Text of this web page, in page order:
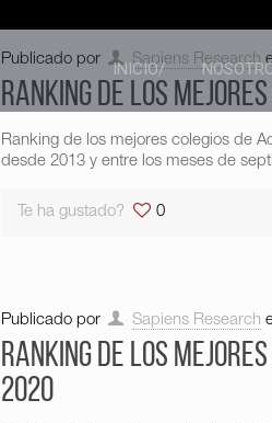
INICIO/
Publicado por Sapiens Research
Ranking de los
Ranking de los mejores colegios de
desde 2013 y entre los meses de
Te ha gustado? 0
Publicado por Sapiens Research
Ranking de los
2020